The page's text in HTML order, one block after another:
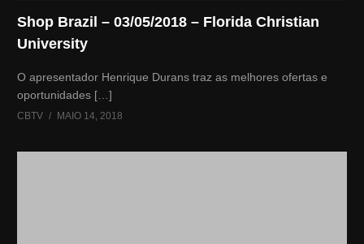
Shop Brazil – 03/05/2018 – Florida Christian
University
O apresentador Henrique Durans traz as melhores ofertas e
oportunidades […]
CBTV MAIO 14, 2018